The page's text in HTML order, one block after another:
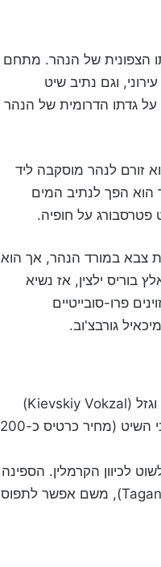
הצפונית של הנהר. מתחם
וגם נתיב שיט
על גדתו הדרומית של הנהר
2,300 קילומטרים לפני שהוא זורם לנהר מוסקבה ליד
הוא הפך לנתיב המים
צבא במורד הנהר, אך הוא
ידי הגנרל קוטוזוב בבורודינו לפני שהספיק להגיע ליעדו. ב-1991 נאלץ בוריס ילצין, אז נשיא
פרו-סובייטיים
גורבצ'וב.
בקיץ יפה לצאת לשיט על הנהר.השיט הכי מומלץ הוא מכיוון תחנת קייבסקי וגזל (Kievskiy Vokzal)
לכיוון הקרמלין. כל חצי שעה בערך יוצאת ספינה, יש להצטייד בכרטיסים לפני השיט (מחיר כרטיס כ-200
לכיוון הקרמלין. הספינה
עוצרת בדרך בהרבה תחנות. השיט נגמר ליד תחנת מטרו טגנסקיה (Taganskaya), משם אפשר לתפוס